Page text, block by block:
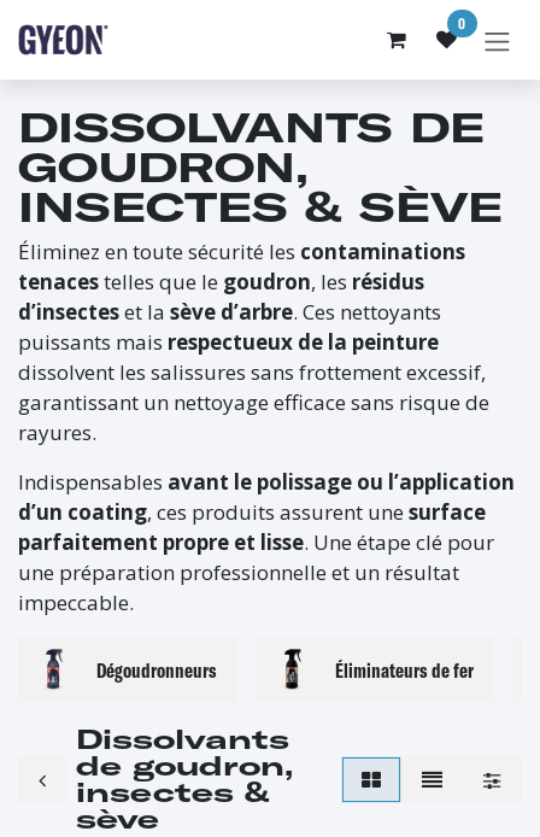
0
DISSOLVANTS DE
GOUDRON,
INSECTES & SÈVE
Éliminez en toute sécurité les contaminations
tenacestelles que le goudron, les résidus
d’insecteset la sève d’arbre. Ces nettoyants
puissants mais respectueux de la peinture
dissolvent les salissures sans frottement excessif,
garantissant un nettoyage efficace sans risque de
rayures.
Indispensables avant le polissage ou l’application
d’un coating, ces produits assurent une surface
parfaitement propre et lisse. Une étape clé pour
une préparation professionnelle et un résultat
impeccable.
Dégoudronneurs Éliminateurs de fer
Dissolvants
de goudron,
insectes &
sève